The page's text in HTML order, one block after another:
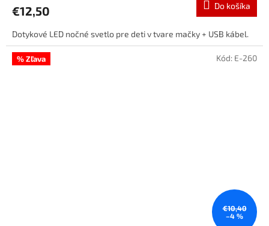
€12,50 Do košíka
Dotykové LED nočné svetlo pre deti v tvare mačky + USB kábel.
% Zľava
€10,40
–4 %
Kód: E-260